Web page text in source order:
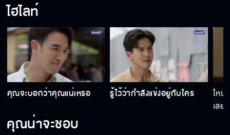
ไฮไลท์
คุณจะบอกว่าคุณแน่เหรอ รู้ไว้ว่ากำลังแข่งอยู่กับใคร
ไหน
เลย
คุณน่าจะชอบ